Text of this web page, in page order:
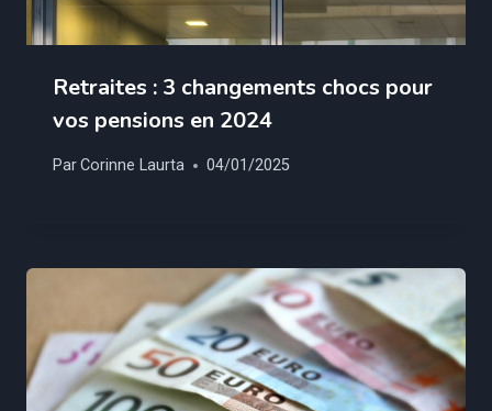
Retraites : 3 changements chocs pour
vos pensions en 2024
ParCorinne Laurta 04/01/2025